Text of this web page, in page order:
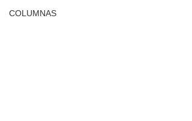
COLUMNAS